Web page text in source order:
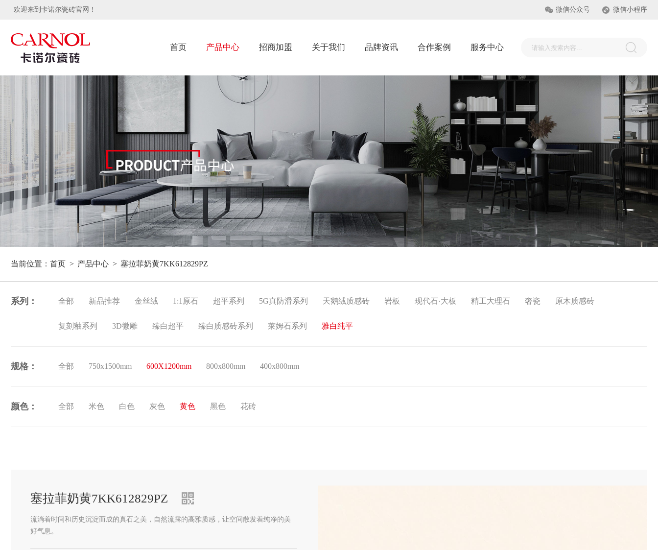
欢迎来到卡诺尔瓷砖官网！ 微信公众号 微信小程序
首页 产品中心 招商加盟 关于我们 品牌资讯 合作案例 服务中心
当前位置： 首页 产品中心 塞拉菲奶黄7KK612829PZ
系列： 全部 新品推荐 金丝绒 1:1原石 超平系列 5G真防滑系列 天鹅绒质感砖 岩板 现代石·大板 精工大理石 奢瓷 原木质感砖
复刻釉系列 3D微雕 臻白超平 臻白质感砖系列 莱姆石系列 雅白纯平
规格： 全部 750x1500mm 600X1200mm 800x800mm 400x800mm
颜色： 全部 米色 白色 灰色 黄色 黑色 花砖
塞拉菲奶黄7KK612829PZ
流淌着时间和历史沉淀而成的真石之美，自然流露的高雅质感，让空间散发着纯净的美
好气息。